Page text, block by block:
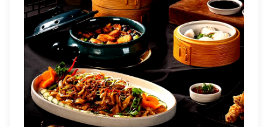
masakan Cina autentik yang bikin lidah
bergoyang.
Dengan harga Rp500.000 net per orang, kamu
bisa menikmati promo buy 1 get 1 untuk makan
malam pada 9 Februari 2024 dan makan siang
pada 10 Februari 2024. Cek info dan reservasi di
@fourpointssurabayapakuwonyuk.